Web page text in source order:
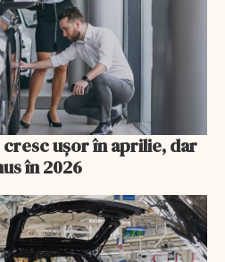
ușor în aprilie, dar
în 2026